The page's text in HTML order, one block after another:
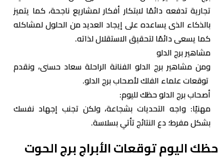
تجارية تدفعه دائمًا لابتكار أفكار لمشاريع ناجحة، كما يتميز
بالذكاء الذى يساعده على إيجاد العديد من الحلول لمشاكله
كما يسعى دائمًا لتحقيق الاستقلال لذاته.
مشاهير برج الدلو
ومن مشاهير برج الدلو الفنانة الراحلة سعاد حسنى، ونقدم
توقعات علماء الفلك لأصحاب برج الدلو.
أصحاب برج الدلو حظك لليوم:
مهنيًا: واجه التحديات بشجاعة، ولكن تجنب إجهاد نفسك
بشكل مفرط؛ دع النتائج تأتي بسلاسة.
حظك اليوم توقعات الأبراج برج الحوت